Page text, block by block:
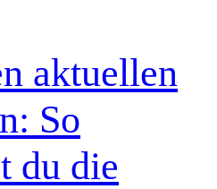
aktuellen
So
du die